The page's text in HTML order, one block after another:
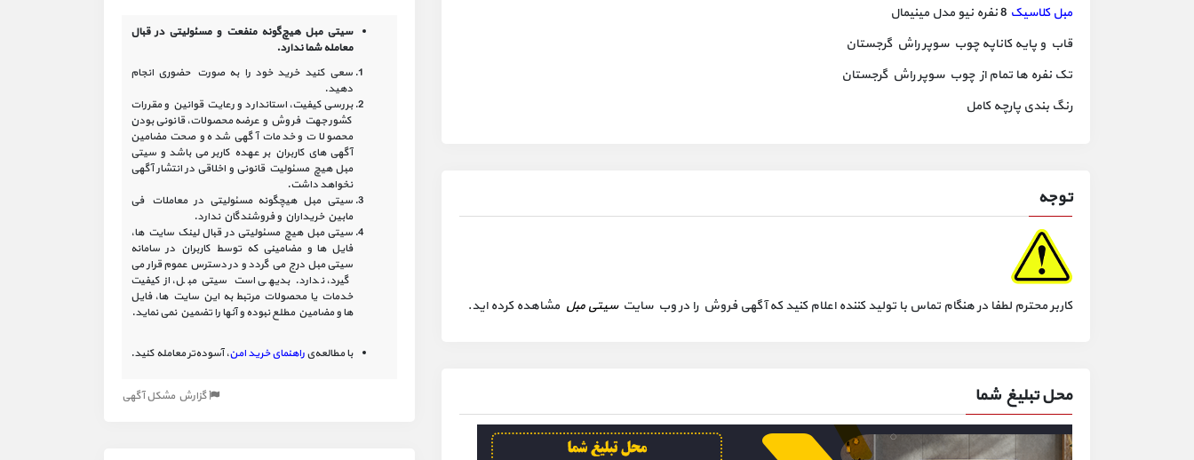
مبل کلاسیک
قاب و پایه کاناپه چوب سوپر راش گرجستان
تک نفره ها تمام از چوب سوپر راش گرجستان
رنگ بندی پارچه کامل
توجه
کاربر محترم لطفا در هنگام تماس با تولید کننده اعلام کنید که آگهی فروش را در وب سایتسیتی مبل مشاهده کرده اید.
محل تبلیغ شما
سیتی مبل هیچ‌گونه منفعت و مسئولیتی درقبال
معامله شما ندارد.
سعی کنید خرید خود را به صورت حضوری انجام
دهید.
بررسی کیفیت، استاندارد و رعایت قوانین و مقررات
کشور جهت فروش و عرضه محصولات، قانونی بودن
محصولات و خدمات آگهی شده و صحت مضامین
آگهی‏ های کاربران بر عهده کاربر می باشد و سیتی
مبل هیچ مسئولیت قانونی و اخلاقی در انتشار آگهی
نخواهد داشت.
سیتی مبل هیچگونه مسئولیتی در معاملات فی
مابین خریداران و فروشندگان ندارد.
سیتی مبل هیچ مسئولیتی در قبال لینک‏ سایت ‏ها،
فایل ‏ها و مضامینی که توسط کاربران در سامانه‏
سیتی مبل درج می گردد و در دسترس عموم قرار می
گیرد، ندارد. بدیهی است سیتی مبل، از کیفیت
خدمات یا محصولات مرتبط به این سایت‏ ها، فایل
ها و مضامین مطلع نبوده و آنها را تضمین نمی نماید.
با مطالعه‌یراهنمای خرید امن، آسوده‌تر معامله کنید.
گزارش مشکل آگهی